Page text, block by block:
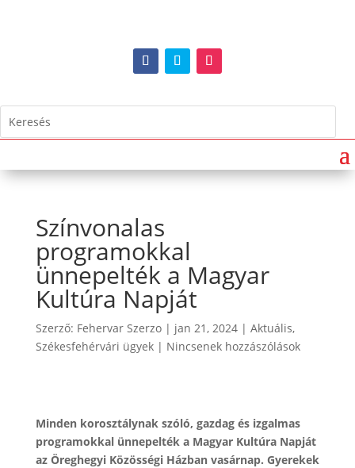
Színvonalas
programokkal
ünnepelték a Magyar
Kultúra Napját
Szerző: Fehervar Szerzo| jan 21, 2024| Aktuális,
Székesfehérvári ügyek| Nincsenek hozzászólások
Minden korosztálynak szóló, gazdag és izgalmas
programokkal ünnepelték a Magyar Kultúra Napját
az Öreghegyi Közösségi Házban vasárnap. Gyerekek